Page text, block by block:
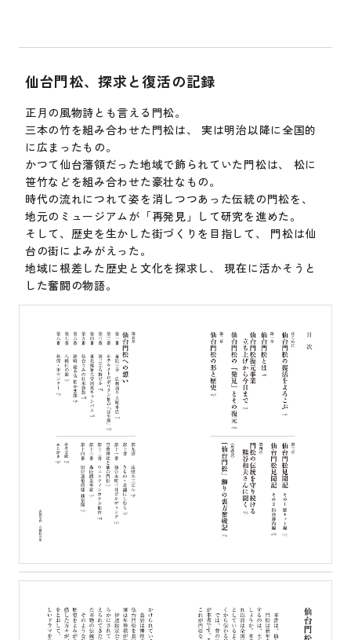
仙台門松、探求と復活の記録
正月の風物詩とも言える門松。
三本の竹を組み合わせた門松は、 実は明治以降に全国的
に広まったもの。
かつて仙台藩領だった地域で飾られていた門松は、 松に
笹竹などを組み合わせた豪壮なもの。
時代の流れにつれて姿を消しつつあった伝統の門松を、
地元のミュージアムが「再発見」して研究を進めた。
そして、歴史を生かした街づくりを目指して、 門松は仙
台の街によみがえった。
地域に根差した歴史と文化を探求し、 現在に活かそうと
した奮闘の物語。